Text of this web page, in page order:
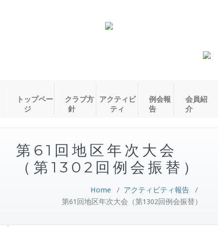
トップペー
ジ
クラブ方
針
アクティビ
ティ
例会報
告
会員紹
介
第61回地区年次大会
（第1302回例会振替）
Home / アクティビティ報告 /
第61回地区年次大会（第1302回例会振替）